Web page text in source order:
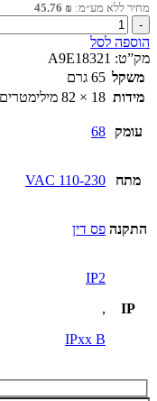
מחיר ללא מע״מ: 45.76 ₪
כמות
של
נורת
סימון
מודולרית
ירוקה
הוספה לסל
מק”ט: A9E18321
משקל 65 גרם
מידות 18 × 82 מילימטרים
עומק 68
מתח 110-230 VAC
התקנה פס דין
IP
IP2
,
IPxx B